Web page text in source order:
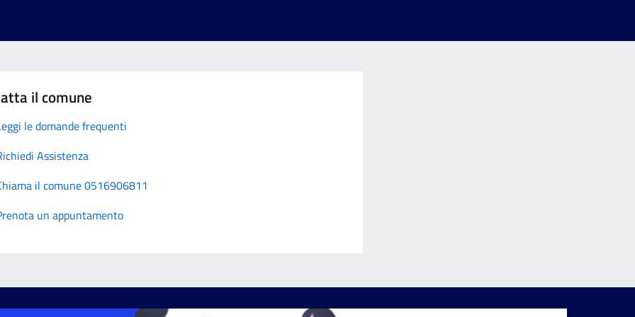
il comune
le domande frequenti
Assistenza
il comune 0516906811
un appuntamento